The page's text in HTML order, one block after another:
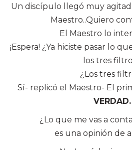
Un discípulo llegó muy
Maestro..Quiero
El Maestro lo
¡Espera! ¿Ya hiciste pasar lo
los tres
¿Los tres
Sí- replicó el Maestro- El
VERDAD.
¿Lo que me vas a
es una opinión de